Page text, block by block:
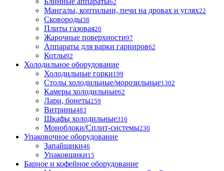
62
Мангалы, коптильни, печи на дровах и углях22
Сковороды38
Плиты газовая20
Жарочные поверхности97
Аппараты для варки гарниров62
Котлы92
Холодильное оборудование
Холодильные горки199
Столы холодильные/морозильные1302
Камеры холодильные62
Лари, бонеты259
Витрины483
Шкафы холодильные316
Моноблоки/Сплит-системы230
Упаковочное оборудование
Запайщики46
Упаковщики15
Барное и кофейное оборудование